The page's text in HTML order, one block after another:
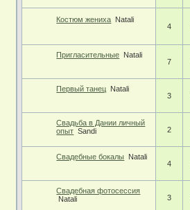
Костюм жениха Natali
4
Пригласительные Natali
7
Первый танец Natali
3
Свадьба в Дании личный
опыт Sandi 2
Свадебные бокалы Natali
4
Свадебная фотосессия
Natali
3